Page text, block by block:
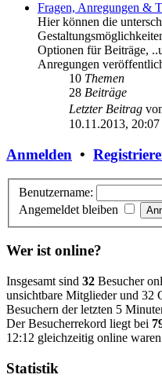
Fragen, Anregungen &
Hier können die
Optionen für Beiträge,
Anregungen
10 Themen
28 Beiträge
Letzter Beitrag
10.11.2013, 20:07
Anmelden •
Benutzername:
Angemeldet bleiben
Wer ist online?
Insgesamt sind 32 Besucher
unsichtbare Mitglieder und 32
Besuchern der letzten 5
Der Besucherrekord liegt bei
12:12 gleichzeitig online
Statistik